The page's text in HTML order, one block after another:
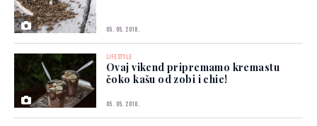
05. 05. 2018.
LIFESTYLE
Ovaj vikend pripremamo kremastu
čoko kašu od zobi i chie!
05. 05. 2018.